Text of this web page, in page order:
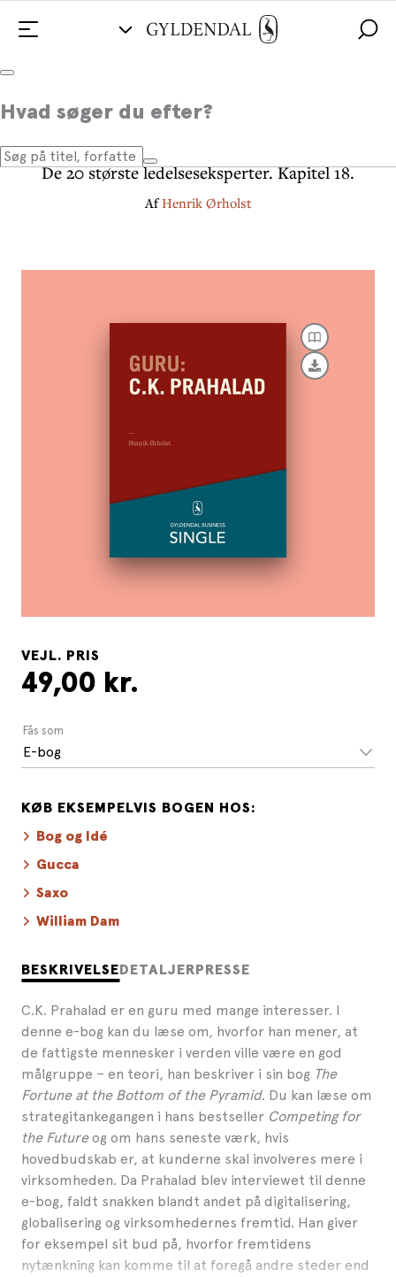
Hvad søger du efter?
Guru: C.K. Prahalad - en indisk
guru med udsyn
De 20 største ledelseseksperter. Kapitel 18.
AfHenrik Ørholst
BESKRIVELSE DETALJER PRESSE
C.K. Prahalad er en guru med mange interesser. I
denne e-bog kan du læse om, hvorfor han mener, at
de fattigste mennesker i verden ville være en god
målgruppe – en teori, han beskriver i sin bog The
Fortune at the Bottom of the Pyramid. Du kan læse om
strategitankegangen i hans bestseller Competing for
the Futureog om hans seneste værk, hvis
hovedbudskab er, at kunderne skal involveres mere i
virksomheden. Da Prahalad blev interviewet til denne
e-bog, faldt snakken blandt andet på digitalisering,
globalisering og virksomhedernes fremtid. Han giver
for eksempel sit bud på, hvorfor fremtidens
nytænkning kan komme til at foregå andre steder end
VEJL. PRIS
49,00 kr.
Fås som
E-bog
KØB EKSEMPELVIS BOGEN HOS:
Bog og Idé
Gucca
Saxo
William Dam